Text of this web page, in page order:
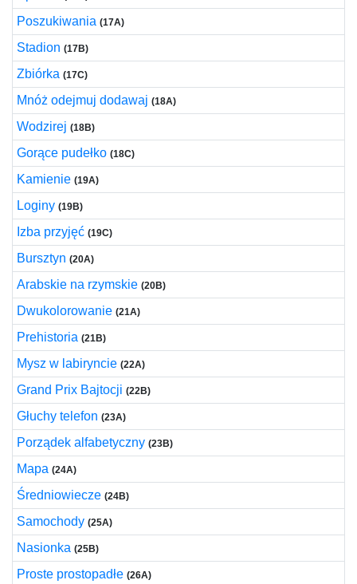
Poszukiwania (17A)
Stadion (17B)
Zbiórka (17C)
Mnóż odejmuj dodawaj (18A)
Wodzirej (18B)
Gorące pudełko (18C)
Kamienie (19A)
Loginy (19B)
Izba przyjęć (19C)
Bursztyn (20A)
Arabskie na rzymskie (20B)
Dwukolorowanie (21A)
Prehistoria (21B)
Mysz w labiryncie (22A)
Grand Prix Bajtocji (22B)
Głuchy telefon (23A)
Porządek alfabetyczny (23B)
Mapa (24A)
Średniowiecze (24B)
Samochody (25A)
Nasionka (25B)
Proste prostopadłe (26A)